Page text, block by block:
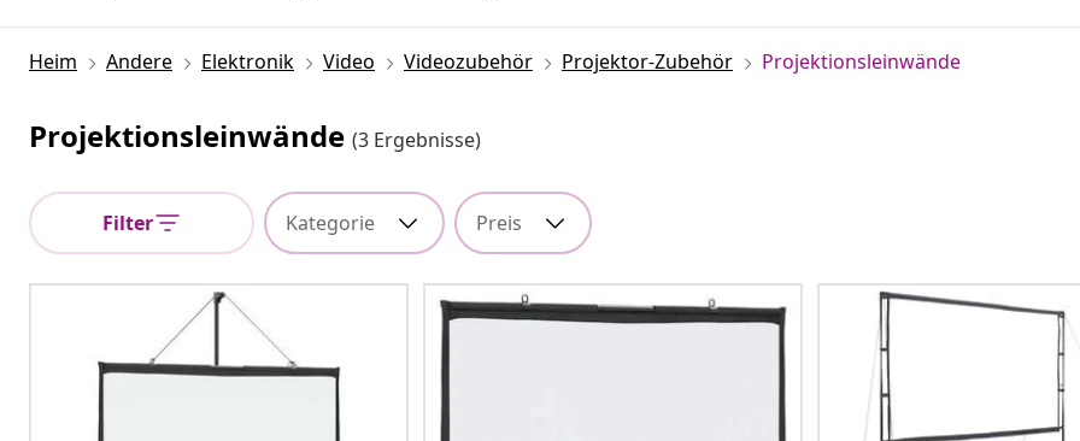
Heim Andere Elektronik Video Videozubehör Projektor-Zubehör Projektionsleinwände
Projektionsleinwände (3 Ergebnisse)
Filter Kategorie Preis